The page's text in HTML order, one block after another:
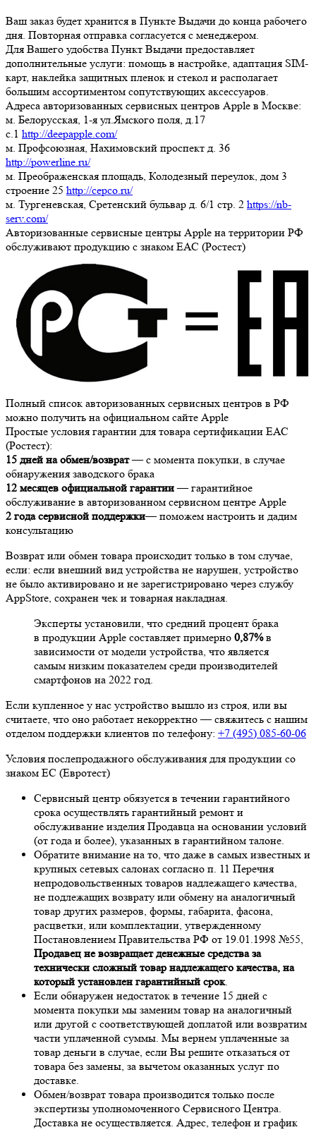
Ваш заказ будет хранится в Пункте Выдачи до конца рабочего
дня. Повторная отправка согласуется с менеджером.
Для Вашего удобства Пункт Выдачи предоставляет
дополнительные услуги: помощь в настройке, адаптация SIM-
карт, наклейка защитных пленок и стекол и располагает
большим ассортиментом сопутствующих аксессуаров.
Адреса авторизованных сервисных центров Apple в Москве:
м. Белорусская, 1-я ул.Ямского поля, д.17
c.1 http://deepapple.com/
м. Профсоюзная, Нахимовский проспект д. 36
http://powerline.ru/
м. Преображенская площадь, Колодезный переулок, дом 3
строение 25 http://cepco.ru/
м. Тургеневская, Сретенский бульвар д. 6/1 стр. 2 https://nb-
serv.com/
Авторизованные сервисные центры Apple на территории РФ
обслуживают продукцию с знаком ЕАС (Ростест)
Полный список авторизованных сервисных центров в РФ
можно получить на официальном сайте Apple
Простые условия гарантии для товара сертификации ЕАС
(Ростест):
15 дней на обмен/возврат— с момента покупки, в случае
обнаружения заводского брака
12 месяцев официальной гарантии— гарантийное
обслуживание в авторизованном сервисном центре Apple
2 года сервисной поддержки— поможем настроить и дадим
консультацию
Возврат или обмен товара происходит только в том случае,
если: если внешний вид устройства не нарушен, устройство
не было активировано и не зарегистрировано через службу
AppStore, сохранен чек и товарная накладная.
Эксперты установили, что средний процент брака
в продукции Apple составляет примерно 0,87%в
зависимости от модели устройства, что является
самым низким показателем среди производителей
смартфонов на 2022 год.
Если купленное у нас устройство вышло из строя, или вы
считаете, что оно работает некорректно — свяжитесь с нашим
отделом поддержки клиентов по телефону: +7 (495) 085-60-06
Условия послепродажного обслуживания для продукции со
знаком ЕС (Евротест)
Сервисный центр обязуется в течении гарантийного
срока осуществлять гарантийный ремонт и
обслуживание изделия Продавца на основании условий
(от года и более), указанных в гарантийном талоне.
Обратите внимание на то, что даже в самых известных и
крупных сетевых салонах согласно п. 11 Перечня
непродовольственных товаров надлежащего качества,
не подлежащих возврату или обмену на аналогичный
товар других размеров, формы, габарита, фасона,
расцветки, или комплектации, утвержденному
Постановлением Правительства РФ от 19.01.1998 №55,
Продавец не возвращает денежные средства за
технически сложный товар надлежащего качества, на
который установлен гарантийный срок.
Если обнаружен недостаток в течение 15 дней с
момента покупки мы заменим товар на аналогичный
или другой с соответствующей доплатой или возвратим
части уплаченной суммы. Мы вернем уплаченные за
товар деньги в случае, если Вы решите отказаться от
товара без замены, за вычетом оказанных услуг по
доставке.
Обмен/возврат товара производится только после
экспертизы уполномоченного Сервисного Центра.
Доставка не осуществляется. Адрес, телефон и график